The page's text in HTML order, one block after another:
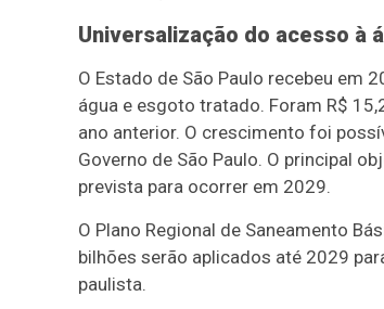
Universalização do acesso à
O Estado de São Paulo recebeu em
água e esgoto tratado. Foram R$
ano anterior. O crescimento foi
Governo de São Paulo. O principal
prevista para ocorrer em 2029.
O Plano Regional de Saneamento
bilhões serão aplicados até 2029
paulista.